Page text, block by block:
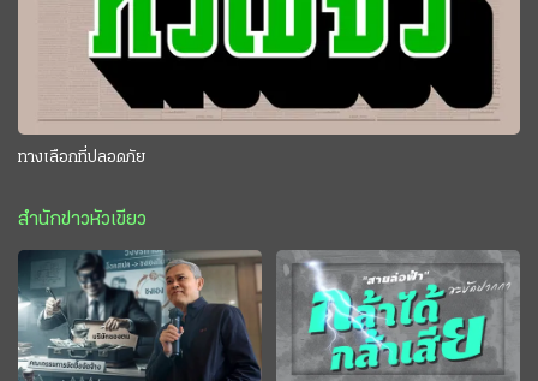
ทางเลือกที่ปลอดภัย
สำนักข่าวหัวเขียว